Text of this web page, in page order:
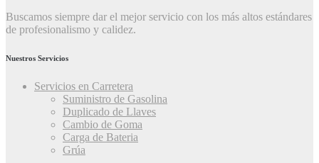
Buscamos siempre dar el mejor servicio con los más altos estándares
de profesionalismo y calidez.
Nuestros Servicios
Servicios en Carretera
Suministro de Gasolina
Duplicado de Llaves
Cambio de Goma
Carga de Bateria
Grúa